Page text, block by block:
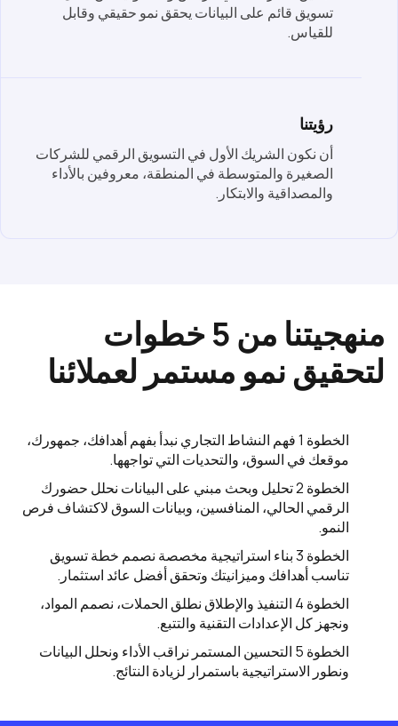
تسويق قائم على البيانات يحقق نمو حقيقي وقابل
للقياس.
رؤيتنا
أن نكون الشريك الأول في التسويق الرقمي للشركات
الصغيرة والمتوسطة في المنطقة، معروفين بالأداء
والمصداقية والابتكار.
منهجيتنا من 5 خطوات
لتحقيق نمو مستمر لعملائنا
الخطوة 1 فهم النشاط التجاري نبدأ بفهم أهدافك، جمهورك،
موقعك في السوق، والتحديات التي تواجهها.
الخطوة 2
تحليل وبحث مبني على البيانات نحلل حضورك
الرقمي الحالي، المنافسين، وبيانات السوق لاكتشاف فرص
النمو.
الخطوة 3
بناء استراتيجية مخصصة نصمم خطة تسويق
تناسب أهدافك وميزانيتك وتحقق أفضل عائد استثمار.
الخطوة 4
التنفيذ والإطلاقنطلق الحملات، نصمم المواد،
ونجهز كل الإعدادات التقنية والتتبع.
الخطوة 5
التحسين المستمر نراقب الأداء ونحلل البيانات
ونطور الاستراتيجية باستمرار لزيادة النتائج.